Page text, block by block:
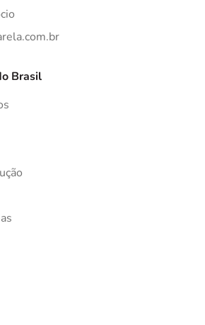
Brasil